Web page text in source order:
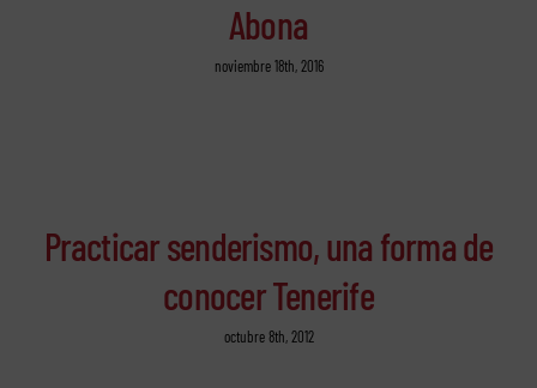
Abona
noviembre 18th, 2016
Practicar senderismo, una forma de
conocer Tenerife
octubre 8th, 2012